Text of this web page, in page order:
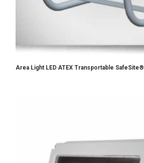
Area Light LED ATEX Transportable SafeSite®